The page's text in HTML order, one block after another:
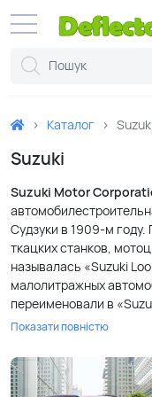
Каталог Suzuki
Suzuki
Suzuki Motor
Судзуки в 1909-м
ткацких станков,
называлась «Suzuki
малолитражных
переименовали в
был открыт завод в
Group для выпуска
распался уже в 2011-м.
Показати повністю